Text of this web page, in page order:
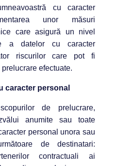
cu caracter
unor măsuri
care asigură un nivel
a datelor cu caracter
riscurilor care pot fi
efectuate.
caracter personal
de prelucrare,
anumite sau toate
personal unora sau
de destinatari:
contractuali ai